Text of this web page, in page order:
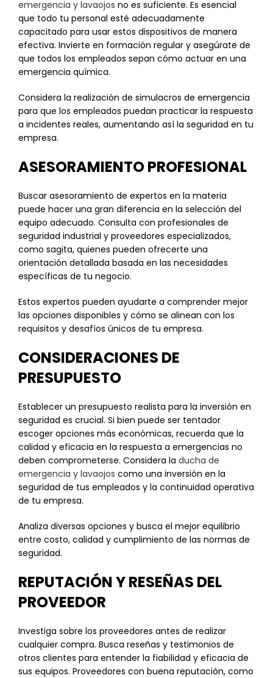
emergencia y lavaojos no es suficiente. Es esencial
que todo tu personal esté adecuadamente
capacitado para usar estos dispositivos de manera
efectiva. Invierte en formación regular y asegúrate de
que todos los empleados sepan cómo actuar en una
emergencia química.
Considera la realización de simulacros de emergencia
para que los empleados puedan practicar la respuesta
a incidentes reales, aumentando así la seguridad en tu
empresa.
ASESORAMIENTO PROFESIONAL
Buscar asesoramiento de expertos en la materia
puede hacer una gran diferencia en la selección del
equipo adecuado. Consulta con profesionales de
seguridad industrial y proveedores especializados,
como sagita, quienes pueden ofrecerte una
orientación detallada basada en las necesidades
específicas de tu negocio.
Estos expertos pueden ayudarte a comprender mejor
las opciones disponibles y cómo se alinean con los
requisitos y desafíos únicos de tu empresa.
CONSIDERACIONES DE
PRESUPUESTO
Establecer un presupuesto realista para la inversión en
seguridad es crucial. Si bien puede ser tentador
escoger opciones más económicas, recuerda que la
calidad y eficacia en la respuesta a emergencias no
deben comprometerse. Considera la ducha de
emergencia y lavaojos como una inversión en la
seguridad de tus empleados y la continuidad operativa
de tu empresa.
Analiza diversas opciones y busca el mejor equilibrio
entre costo, calidad y cumplimiento de las normas de
seguridad.
REPUTACIÓN Y RESEÑAS DEL
PROVEEDOR
Investiga sobre los proveedores antes de realizar
cualquier compra. Busca reseñas y testimonios de
otros clientes para entender la fiabilidad y eficacia de
sus equipos. Proveedores con buena reputación, como